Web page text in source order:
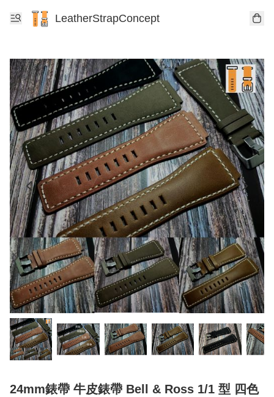
LeatherStrapConcept
24mm錶帶 牛皮錶帶 Bell & Ross 1/1 型 四色